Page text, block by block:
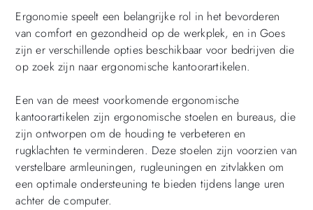
Ergonomie speelt een belangrijke rol in het bevorderen
van comfort en gezondheid op de werkplek, en in Goes
zijn er verschillende opties beschikbaar voor bedrijven die
op zoek zijn naar ergonomische kantoorartikelen.
Een van de meest voorkomende ergonomische
kantoorartikelen zijn ergonomische stoelen en bureaus, die
zijn ontworpen om de houding te verbeteren en
rugklachten te verminderen. Deze stoelen zijn voorzien van
verstelbare armleuningen, rugleuningen en zitvlakken om
een optimale ondersteuning te bieden tijdens lange uren
achter de computer.